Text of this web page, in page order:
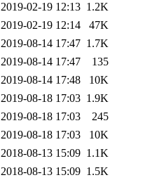
2019-02-19 12:13 1.2K
2019-02-19 12:14
47K
2019-08-14 17:47 1.7K
2019-08-14 17:47
135
2019-08-14 17:48
10K
2019-08-18 17:03 1.9K
2019-08-18 17:03
245
2019-08-18 17:03
10K
2018-08-13 15:09 1.1K
2018-08-13 15:09 1.5K